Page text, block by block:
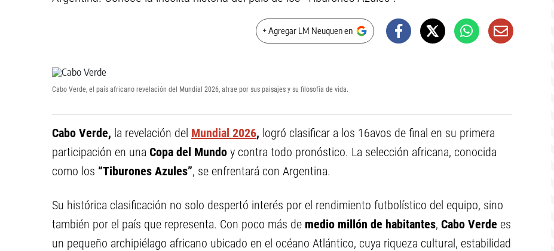
+ Agregar LM Neuquen en
Cabo Verde, el país africano revelación del Mundial 2026, atrae por sus paisajes y su filosofía de vida.
Cabo Verde, la revelación del Mundial 2026, logró clasificar a los 16avos de final en su primera
participación en una Copa del Mundo y contra todo pronóstico. La selección africana, conocida
como los “Tiburones Azules”, se enfrentará con Argentina.
Su histórica clasificación no solo despertó interés por el rendimiento futbolístico del equipo, sino
también por el país que representa. Con poco más de medio millón de habitantes, Cabo Verde es
un pequeño archipiélago africano ubicado en el océano Atlántico, cuya riqueza cultural, estabilidad